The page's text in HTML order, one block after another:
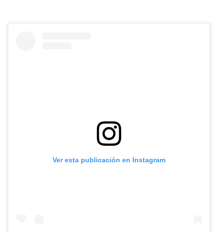
Ver esta publicación en Instagram